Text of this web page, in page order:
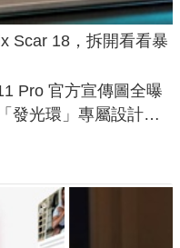
Scar 18，拆開看看暴
Pro 官方宣傳圖全曝
發光環」專屬設計、